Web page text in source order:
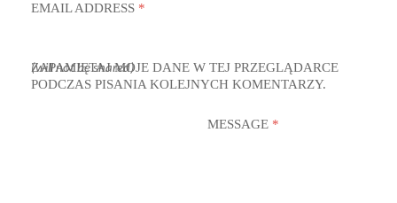
EMAIL ADDRESS *
(will not be shared)
ZAPAMIĘTAJ MOJE DANE W TEJ PRZEGLĄDARCE
PODCZAS PISANIA KOLEJNYCH KOMENTARZY.
MESSAGE *